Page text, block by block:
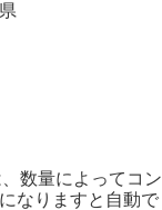
数量によってコン
なりますと自動で